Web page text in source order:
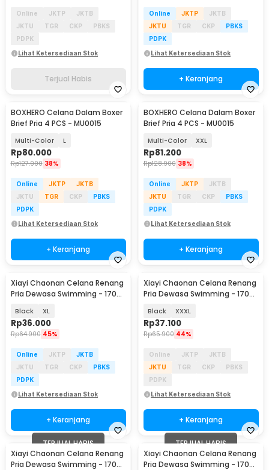
Online JKTP
JKTB
JKTU
TGR CKP
PBKS
PDPK
Lihat Ketersediaan Stok
Terjual Habis
Online JKTP
JKTB
JKTU
TGR CKP
PBKS
PDPK
Lihat Ketersediaan Stok
+ Keranjang
BOXHERO Celana Dalam Boxer
Brief Pria 4 PCS - MU0015
Multi-Color L
Rp80.000
Rp127.900 38%
Online JKTP
JKTB
JKTU
TGR CKP
PBKS
PDPK
Lihat Ketersediaan Stok
+ Keranjang
BOXHERO Celana Dalam Boxer
Brief Pria 4 PCS - MU0015
Multi-Color XXL
Rp81.200
Rp128.900 38%
Online JKTP
JKTB
JKTU
TGR CKP
PBKS
PDPK
Lihat Ketersediaan Stok
+ Keranjang
Xiayi Chaonan Celana Renang
Pria Dewasa Swimming - 1706-
Black XL
Rp36.000
Rp64.900 45%
Online JKTP
JKTB
JKTU
TGR CKP
PBKS
PDPK
Lihat Ketersediaan Stok
+ Keranjang
Xiayi Chaonan Celana Renang
Pria Dewasa Swimming - 1706-
Black XXXL
Rp37.100
Rp65.900 44%
Online JKTP
JKTB
JKTU
TGR CKP
PBKS
PDPK
Lihat Ketersediaan Stok
+ Keranjang
TERJUAL HABIS
Xiayi Chaonan Celana Renang
Pria Dewasa Swimming - 1706-
TERJUAL HABIS
Xiayi Chaonan Celana Renang
Pria Dewasa Swimming - 1706-